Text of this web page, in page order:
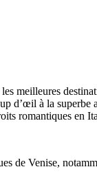
meilleures
à la
romantiques en
de Venise,